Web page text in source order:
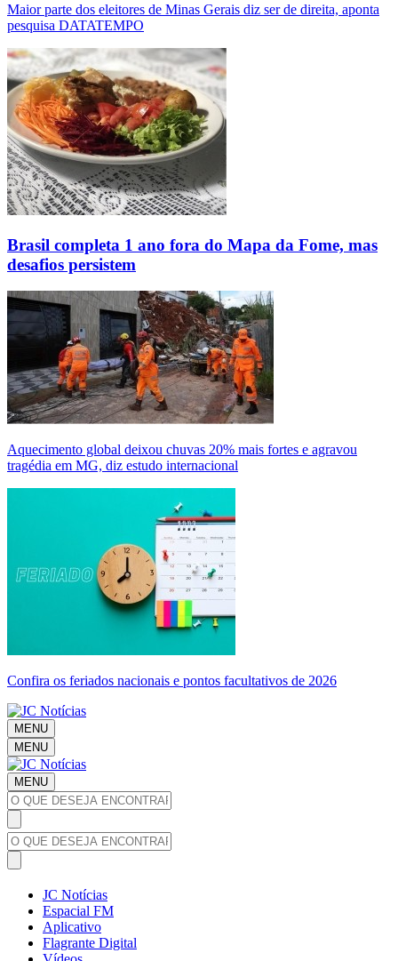
Maior parte dos eleitores de Minas Gerais diz ser de direita, aponta
pesquisa DATATEMPO
Brasil completa 1 ano fora do Mapa da Fome, mas
desafios persistem
Aquecimento global deixou chuvas 20% mais fortes e agravou
tragédia em MG, diz estudo internacional
Confira os feriados nacionais e pontos facultativos de 2026
MENU
MENU
MENU
JC Notícias
Espacial FM
Aplicativo
Flagrante Digital